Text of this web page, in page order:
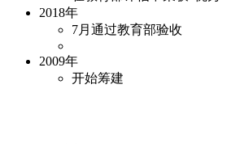
2018年
7月通过教育部验收
2009年
开始筹建